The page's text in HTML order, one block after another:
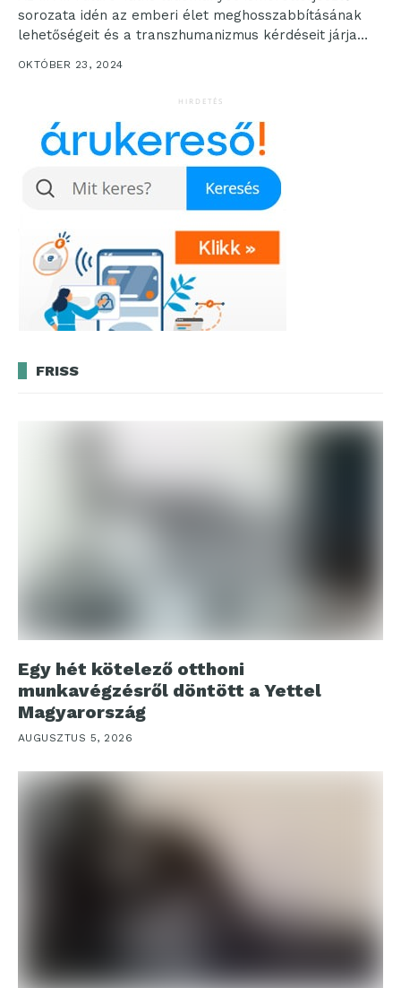
sorozata idén az emberi élet meghosszabbításának
lehetőségeit és a transzhumanizmus kérdéseit járja
körül. A sorozat csúcspontjaként október...
OKTÓBER 23, 2024
HIRDETÉS
FRISS
Egy hét kötelező otthoni
munkavégzésről döntött a Yettel
Magyarország
AUGUSZTUS 5, 2026